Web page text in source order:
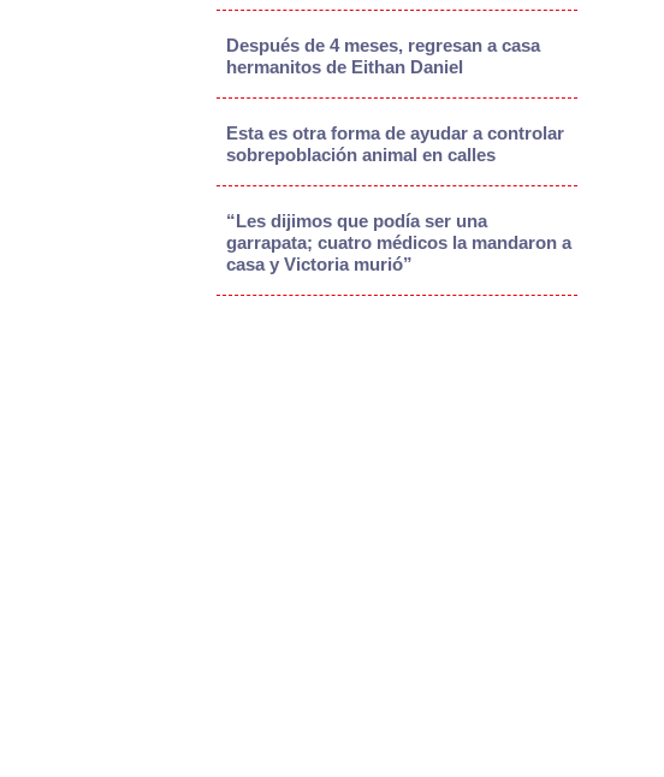
Después de 4 meses, regresan a casa
hermanitos de Eithan Daniel
Esta es otra forma de ayudar a controlar
sobrepoblación animal en calles
“Les dijimos que podía ser una
garrapata; cuatro médicos la mandaron a
casa y Victoria murió”